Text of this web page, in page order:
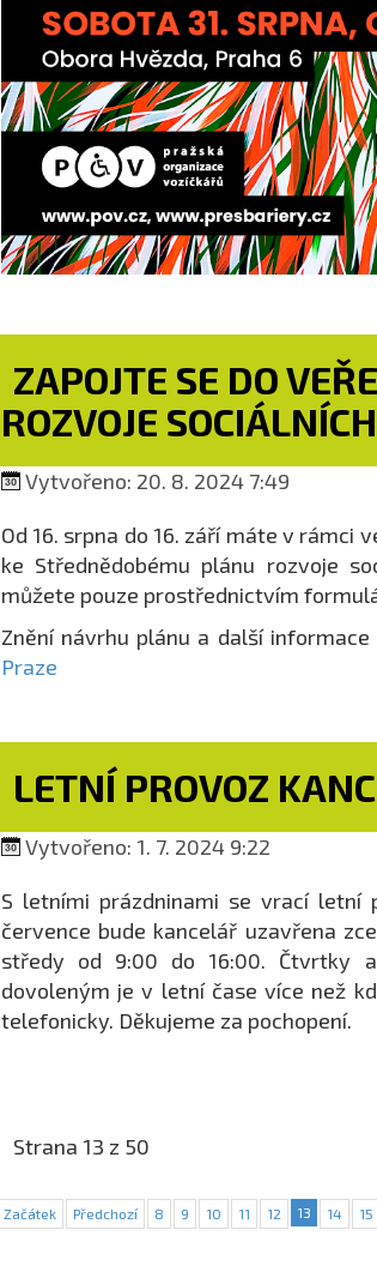
ZAPOJTE SE DO
ROZVOJE
Vytvořeno: 20. 8. 2024 7:49
Od 16. srpna do 16. září máte v
ke Střednědobému plánu rozvoje
můžete pouze prostřednictvím
Znění návrhu plánu a další informace
Praze
LETNÍ PROVOZ
Vytvořeno: 1. 7. 2024 9:22
S letními prázdninami se vrací letní
července bude kancelář uzavřena
středy od 9:00 do 16:00. Čtvrtky
dovoleným je v letní čase více než
telefonicky. Děkujeme za pochopení.
Strana 13 z 50
Začátek Předchozí 8 9 10 11 12 13 14 15